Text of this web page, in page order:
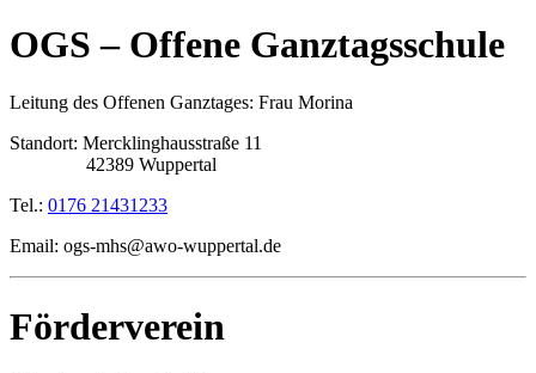
OGS – Offene Ganztagsschule
Leitung des Offenen Ganztages: Frau Morina
Standort: Mercklinghausstraße 11
42389 Wuppertal
Tel.: 0176 21431233
Email: ogs-mhs@awo-wuppertal.de
Förderverein